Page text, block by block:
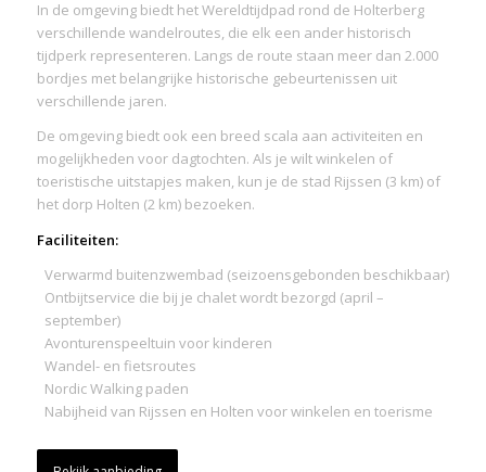
In de omgeving biedt het Wereldtijdpad rond de Holterberg
verschillende wandelroutes, die elk een ander historisch
tijdperk representeren. Langs de route staan meer dan 2.000
bordjes met belangrijke historische gebeurtenissen uit
verschillende jaren.
De omgeving biedt ook een breed scala aan activiteiten en
mogelijkheden voor dagtochten. Als je wilt winkelen of
toeristische uitstapjes maken, kun je de stad Rijssen (3 km) of
het dorp Holten (2 km) bezoeken.
Faciliteiten:
Verwarmd buitenzwembad (seizoensgebonden beschikbaar)
Ontbijtservice die bij je chalet wordt bezorgd (april –
september)
Avonturenspeeltuin voor kinderen
Wandel- en fietsroutes
Nordic Walking paden
Nabijheid van Rijssen en Holten voor winkelen en toerisme